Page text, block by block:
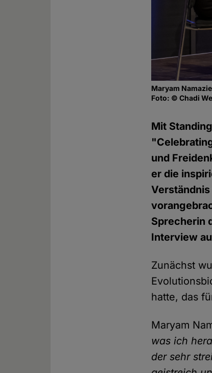
Maryam
Foto: © Chadi
Mit
und
er die
Sprecherin
Interview
Zunächst
hatte, das
Maryam
was ich
der sehr